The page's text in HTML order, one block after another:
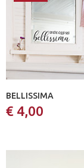
BELLISSIMA
€ 4,00